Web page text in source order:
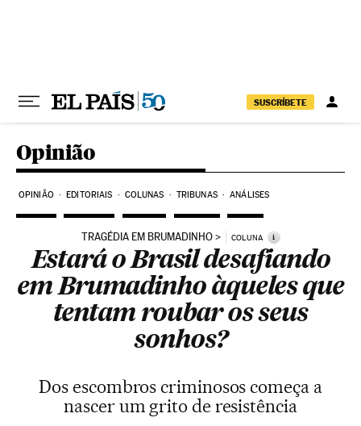
SUSCRÍBETE
Opinião
OPINIÃO EDITORIAIS COLUNAS TRIBUNAS ANÁLISES
TRAGÉDIA EM BRUMADINHO COLUNA i
Estará o Brasil desafiando
em Brumadinho àqueles que
tentam roubar os seus
sonhos?
Dos escombros criminosos começa a
nascer um grito de resistência